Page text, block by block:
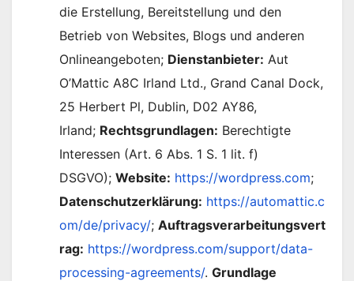
die Erstellung, Bereitstellung und den
Betrieb von Websites, Blogs und anderen
Onlineangeboten; Dienstanbieter: Aut
O’Mattic A8C Irland Ltd., Grand Canal Dock,
25 Herbert Pl, Dublin, D02 AY86,
Irland; Rechtsgrundlagen: Berechtigte
Interessen (Art. 6 Abs. 1 S. 1 lit. f)
DSGVO); Website: https://wordpress.com;
Datenschutzerklärung: https://automattic.c
om/de/privacy/; Auftragsverarbeitungsvert
rag: https://wordpress.com/support/data-
processing-agreements/. Grundlage